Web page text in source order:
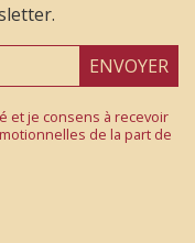
ENVOYER
et je consens à recevoir
de la part de